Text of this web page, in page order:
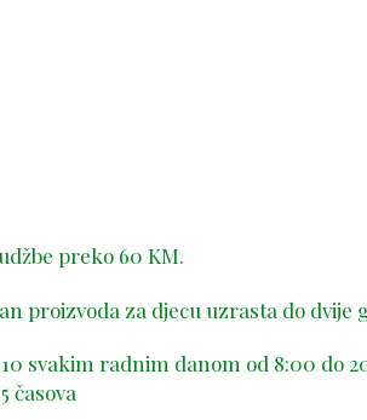
preko 60 KM.
proizvoda za djecu uzrasta do dvije
svakim radnim danom od 8:00 do
časova